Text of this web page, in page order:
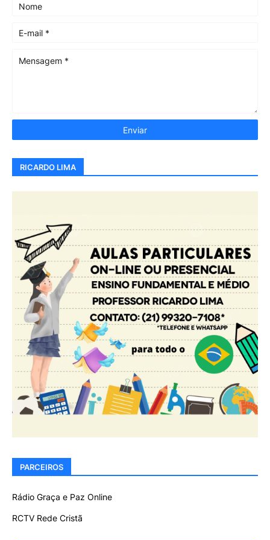
RICARDO LIMA
PARCEIROS
Rádio Graça e Paz Online
RCTV Rede Cristã